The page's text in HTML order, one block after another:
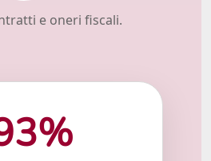
e oneri fiscali.